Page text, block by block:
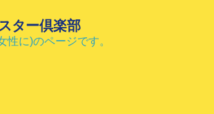
ター倶楽部
性に)のページです。